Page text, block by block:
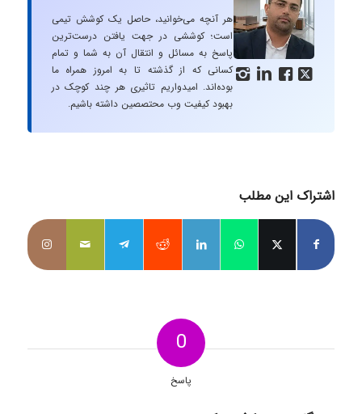
   
هر آنچه می‌خوانید، حاصل یک کوشش تیمی
است؛ کوششی در جهت یافتن درست‌ترین
پاسخ به مسائل و انتقال آن به شما و تمام
کسانی که از گذشته تا به امروز همراه ما
بوده‌اند. امیدواریم تاثیری هر چند کوچک در
بهبود کیفیت وب محتصصین داشته باشیم.
اشتراک این مطلب
0
پاسخ